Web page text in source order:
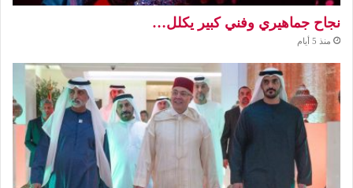
نجاح جماهيري وفني كبير يكلل…
منذ 5 أيام